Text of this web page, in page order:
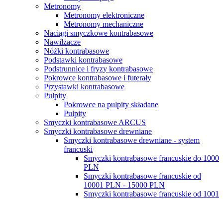
Metronomy
Metronomy elektroniczne
Metronomy mechaniczne
Naciągi smyczkowe kontrabasowe
Nawilżacze
Nóżki kontrabasowe
Podstawki kontrabasowe
Podstrunnice i fryzy kontrabasowe
Pokrowce kontrabasowe i futerały
Przystawki kontrabasowe
Pulpity
Pokrowce na pulpity składane
Pulpity
Smyczki kontrabasowe ARCUS
Smyczki kontrabasowe drewniane
Smyczki kontrabasowe drewniane - system
francuski
Smyczki kontrabasowe francuskie do 1000
PLN
Smyczki kontrabasowe francuskie od
10001 PLN - 15000 PLN
Smyczki kontrabasowe francuskie od 1001